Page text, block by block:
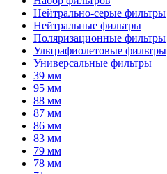
Нейтрально-серые фильтры
Нейтральные фильтры
Поляризационные фильтры
Ультрафиолетовые фильтры
Универсальные фильтры
39 мм
95 мм
88 мм
87 мм
86 мм
83 мм
79 мм
78 мм